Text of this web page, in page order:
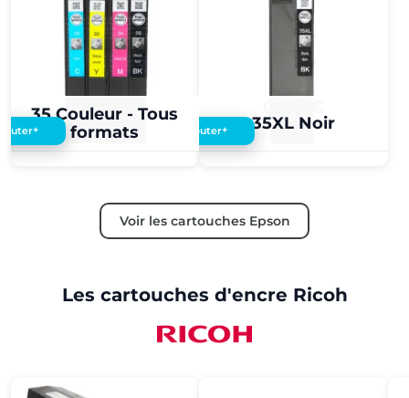
35 Couleur - Tous
formats
0,05 €
+ 35XL Noir
Ajouter+
Voir les cartouches Epson
Les cartouches d'encre Ricoh